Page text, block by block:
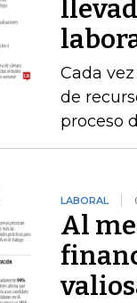
Cada
de
proceso
LABORAL
Al